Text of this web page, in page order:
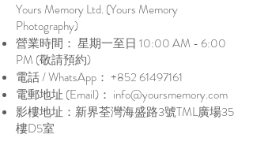
Yours Memory Ltd. (Yours Memory
Photography)
營業時間： 星期一至日 10:00 AM - 6:00
PM (敬請預約)
電話 / WhatsApp： +852 61497161
電郵地址 (Email)： info@yoursmemory.com
影樓地址：新界荃灣海盛路3號TML廣場35
樓D5室